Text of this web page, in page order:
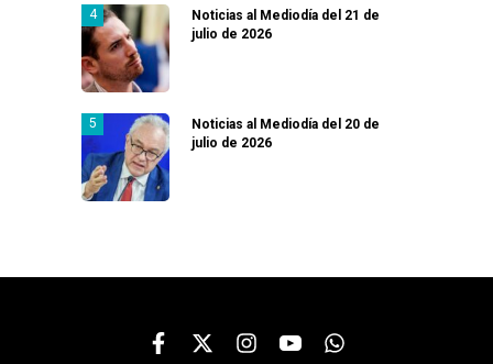
Noticias al Mediodía del 21 de
julio de 2026
Noticias al Mediodía del 20 de
julio de 2026